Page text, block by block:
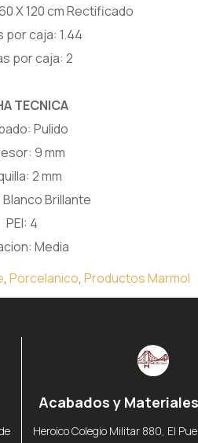
X 120 cm Rectificado
por caja: 1.44
por caja: 2
TECNICA
Pulido
9 mm
2 mm
Blanco Brillante
PEI: 4
Media
, Porcelanico, Productos Marmol
Acabados y
Heroico Colegio Militar 880, El